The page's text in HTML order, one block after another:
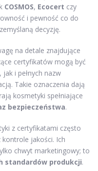
COSMOS, Ecocert czy
i pewność co do
decyzję.
na detale znajdujące
certyfikatów mogą być
i pełnych nazw
Takie oznaczenia dają
kosmetyki spełniające
bezpieczeństwa.
z certyfikatami często
kontrole jakości. Ich
chwyt marketingowy; to
standardów produkcji.